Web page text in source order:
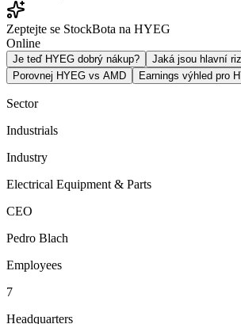
Zeptejte se StockBota na HYEG
Online
Je teď HYEG dobrý nákup?
Jaká jsou hlavní
Porovnej HYEG vs AMD
Earnings výhled pro
Sector
Industrials
Industry
Electrical Equipment & Parts
CEO
Pedro Blach
Employees
7
Headquarters